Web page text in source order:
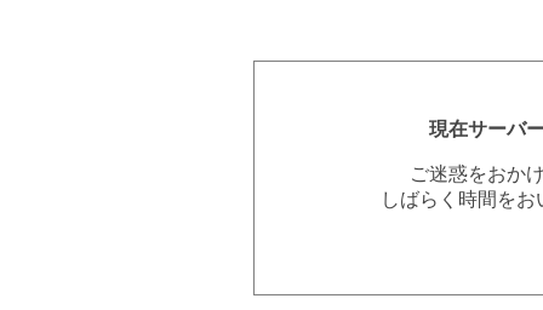
現在サーバ
ご迷惑をおか
しばらく時間を